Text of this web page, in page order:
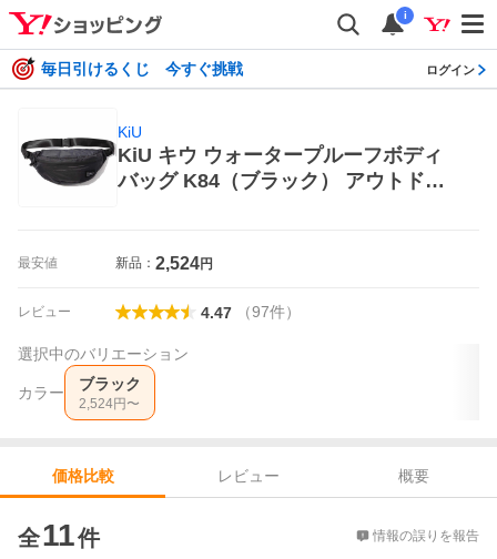
i
毎日引けるくじ 今すぐ挑戦 ログイン
KiU
KiU キウ ウォータープルーフボディ
バッグ K84（ブラック） アウトド
最安値 新品： 2,524円
レビュー 4.47 （97件）
選択中のバリエーション
カラー ブラック
2,524円〜
価格比較 レビュー
概要
全11件 情報の誤りを報告